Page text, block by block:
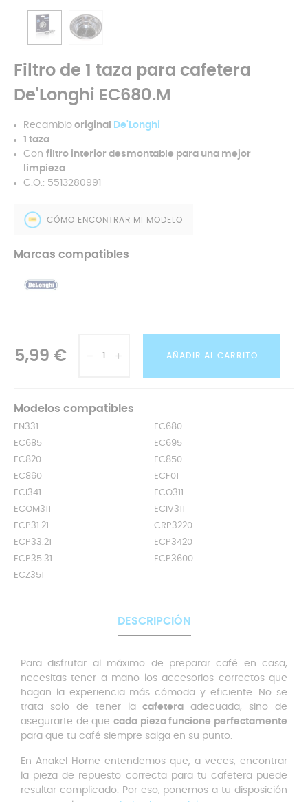
Filtro de 1 taza para cafetera
De'Longhi EC680.M
Recambio original
De'Longhi
1 taza
Con filtro interior desmontable para una mejor
limpieza
C.O.: 5513280991
CÓMO ENCONTRAR MI MODELO
Marcas compatibles
5,99 € AÑADIR AL CARRITO
Modelos compatibles
EN331
EC680
EC685
EC695
EC820
EC850
EC860
ECF01
ECI341
ECO311
ECOM311
ECIV311
ECP31.21
CRP3220
ECP33.21
ECP3420
ECP35.31
ECP3600
ECZ351
DESCRIPCIÓN
Para disfrutar al máximo de preparar café en casa,
necesitas tener a mano los accesorios correctos que
hagan la experiencia más cómoda y eficiente. No se
trata solo de tener lacafetera adecuada, sino de
asegurarte de que cada pieza funcione perfectamente
para que tu café siempre salga en su punto.
En Anakel Home entendemos que, a veces, encontrar
la pieza de repuesto correcta para tu cafetera puede
resultar complicado. Por eso, ponemos a tu disposición